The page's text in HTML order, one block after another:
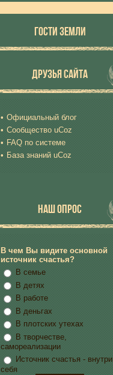
ГОСТИ ЗЕМЛИ
ДРУЗЬЯ САЙТА
Официальный блог
Сообщество uCoz
FAQ по системе
База знаний uCoz
НАШ ОПРОС
В чем Вы видите основной
источник счастья?
В семье
В детях
В работе
В деньгах
В плотских утехах
В творчестве,
самореализации
Источник счастья - внутри
себя